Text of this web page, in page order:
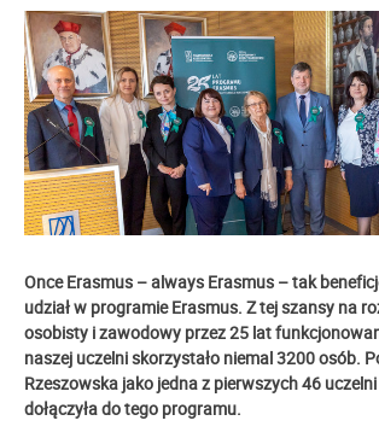
Once Erasmus – always Erasmus – tak
udział w programie Erasmus. Z tej szansy na
osobisty i zawodowy przez 25 lat
naszej uczelni skorzystało niemal 3200 osób.
Rzeszowska jako jedna z pierwszych 46
dołączyła do tego programu.